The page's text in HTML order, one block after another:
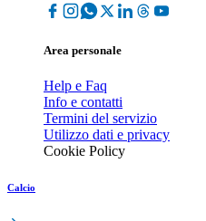
Area personale
Help e Faq
Info e contatti
Termini del servizio
Utilizzo dati e privacy
Cookie Policy
Calcio